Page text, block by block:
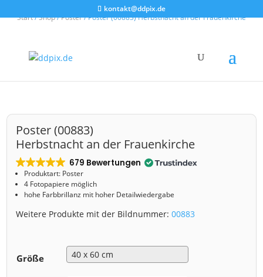
kontakt@ddpix.de
Start/Shop/Poster/ Poster (00883) Herbstnacht an der Frauenkirche
Poster (00883)
Herbstnacht an der Frauenkirche
679 Bewertungen
Produktart: Poster
4 Fotopapiere möglich
hohe Farbbrillanz mit hoher Detailwiedergabe
Weitere Produkte mit der Bildnummer:00883
Größe